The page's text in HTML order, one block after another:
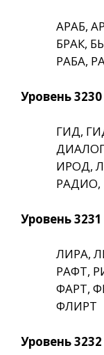
АРАБ,
БРАК,
РАБА,
Уровень 3230
ГИД,
ИРОД,
РАДИО,
Уровень 3231
ЛИРА,
РАФТ,
ФАРТ,
ФЛИРТ
Уровень 3232